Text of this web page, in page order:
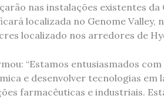
nas instalações existentes
localizada no Genome
localizado nos arredores de
“Estamos entusiasmados
e desenvolver tecnologias em
farmacêuticas e industriais.